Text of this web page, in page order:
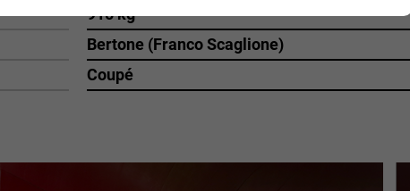
915 kg
Bertone (Franco Scaglione)
Coupé